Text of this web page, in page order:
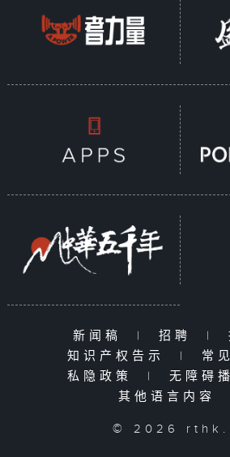
新闻稿 | 招聘 |
知识产权告示
| 常
私隐政策
| 无障碍
其他语言内容
© 2026